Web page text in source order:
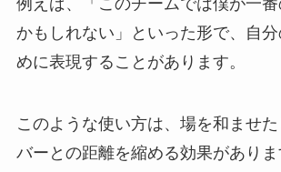
かもしれない」といった形で、自分
めに表現することがあります。
このような使い方は、場を和ませ
バーとの距離を縮める効果がありま